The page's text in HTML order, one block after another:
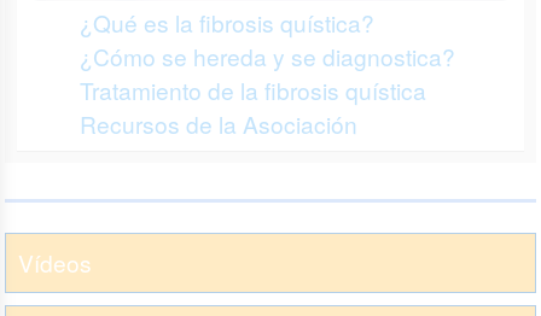
¿Qué es la fibrosis quística?
¿Cómo se hereda y se diagnostica?
Tratamiento de la fibrosis quística
Recursos de la Asociación
Vídeos